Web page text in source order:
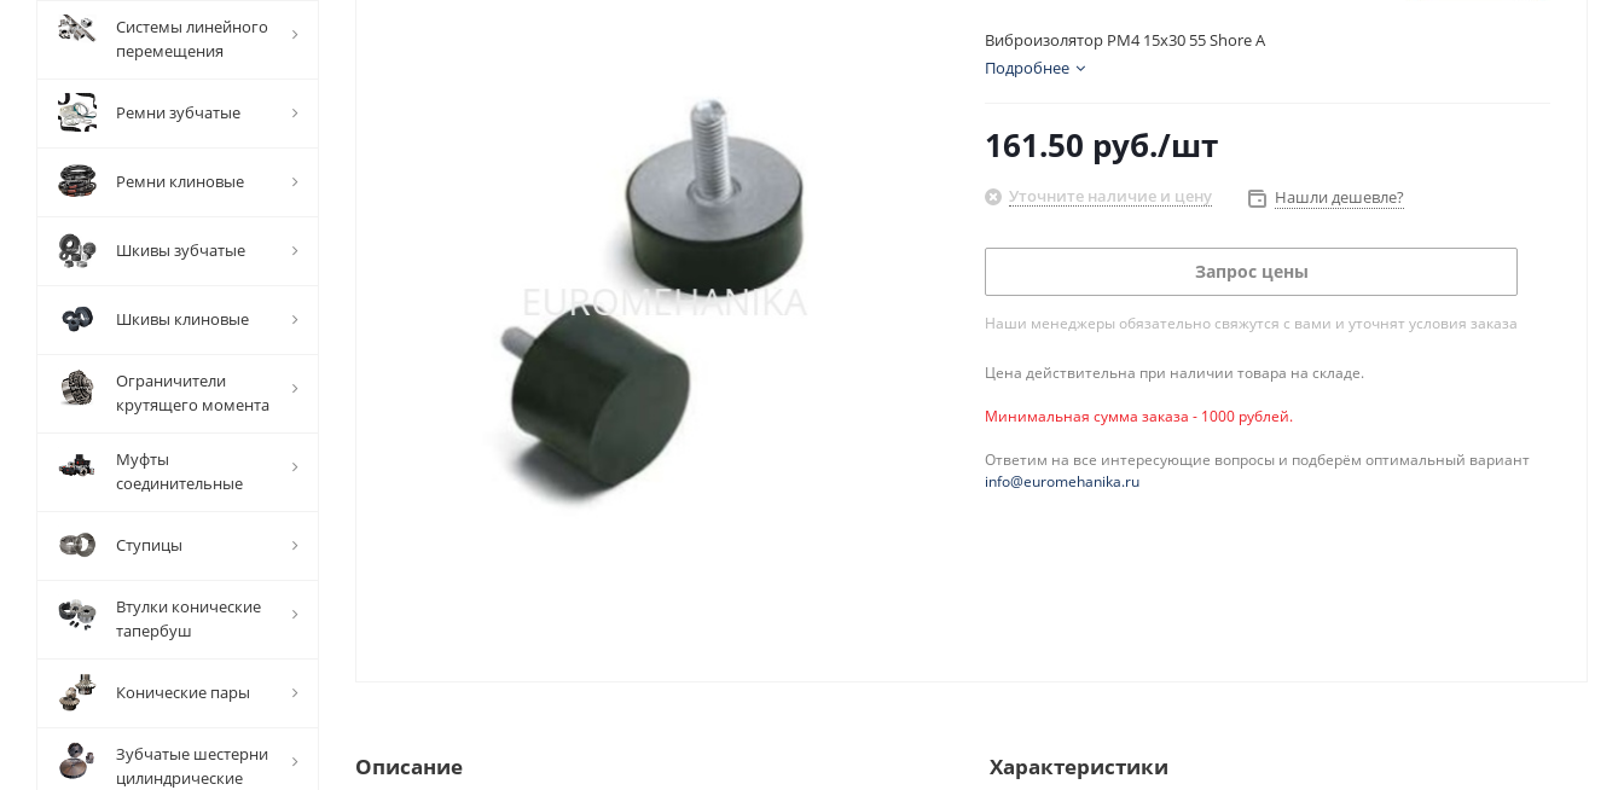
Виброизолятор PM4 15x30 55 Shore A
Подробнее
161.50 руб./шт
Уточните наличие и цену Нашли дешевле?
Запрос цены
Наши менеджеры обязательно свяжутся с вами и уточнят условия заказа
Цена действительна при наличии товара на складе.
Минимальная сумма заказа - 1000 рублей.
Ответим на все интересующие вопросы и подберём оптимальный вариант
info@euromehanika.ru
Описание Характеристики
Системы линейного
перемещения
Ремни зубчатые
Ремни клиновые
Шкивы зубчатые
Шкивы клиновые
Ограничители
крутящего момента
Муфты
соединительные
Ступицы
Втулки конические
тапербуш
Конические пары
Зубчатые шестерни
цилиндрические